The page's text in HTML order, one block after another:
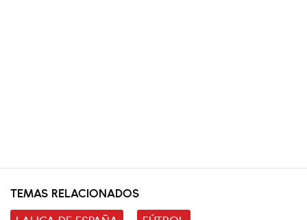
TEMAS RELACIONADOS